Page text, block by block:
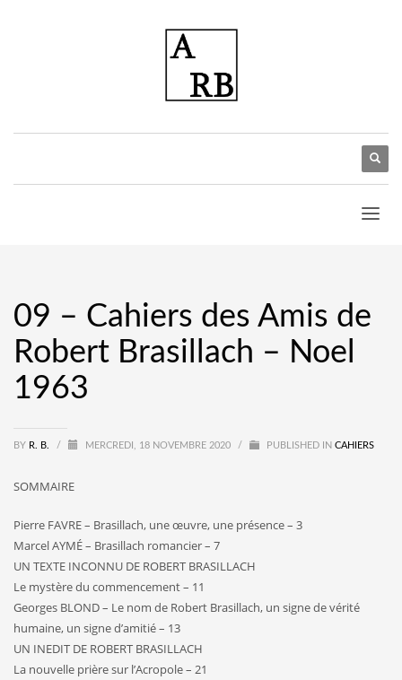
09 – Cahiers des Amis de
Robert Brasillach – Noel
1963
BY R. B. / MERCREDI, 18 NOVEMBRE 2020 / PUBLISHED IN CAHIERS
SOMMAIRE
Pierre FAVRE – Brasillach, une œuvre, une présence – 3
Marcel AYMÉ – Brasillach romancier – 7
UN TEXTE INCONNU DE ROBERT BRASILLACH
Le mystère du commencement – 11
Georges BLOND – Le nom de Robert Brasillach, un signe de vérité
humaine, un signe d’amitié – 13
UN INEDIT DE ROBERT BRASILLACH
La nouvelle prière sur l’Acropole – 21